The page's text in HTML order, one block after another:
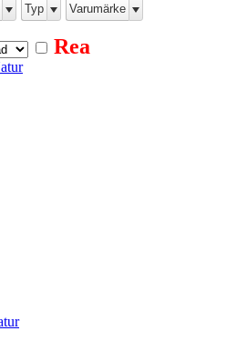
Typ Varumärke
Rea